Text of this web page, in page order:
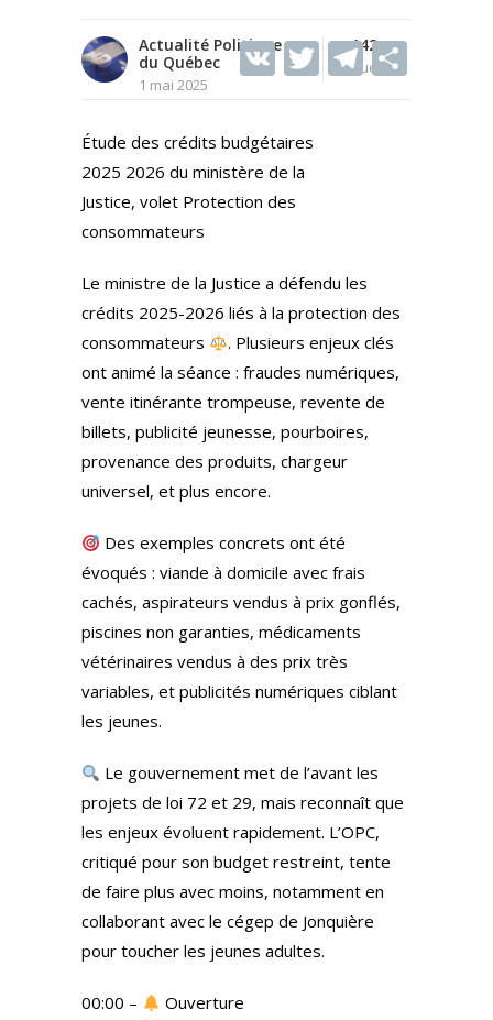
Actualité Politique
du Québec
1 mai 2025
142
Vues
V T T
Étude des crédits budgétaires
2025 2026 du ministère de la
Justice, volet Protection des
consommateurs
Le ministre de la Justice a défendu les
crédits 2025-2026 liés à la protection des
consommateurs
. Plusieurs enjeux clés
ont animé la séance : fraudes numériques,
vente itinérante trompeuse, revente de
billets, publicité jeunesse, pourboires,
provenance des produits, chargeur
universel, et plus encore.
Des exemples concrets ont été
évoqués : viande à domicile avec frais
cachés, aspirateurs vendus à prix gonflés,
piscines non garanties, médicaments
vétérinaires vendus à des prix très
variables, et publicités numériques ciblant
les jeunes.
Le gouvernement met de l’avant les
projets de loi 72 et 29, mais reconnaît que
les enjeux évoluent rapidement. L’OPC,
critiqué pour son budget restreint, tente
de faire plus avec moins, notamment en
collaborant avec le cégep de Jonquière
pour toucher les jeunes adultes.
00:00 –
Ouverture